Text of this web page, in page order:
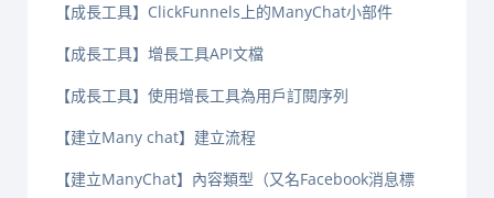
【成長工具】ClickFunnels上的ManyChat小部件
【成長工具】增長工具API文檔
【成長工具】使用增長工具為用戶訂閱序列
【建立Many chat】建立流程
【建立ManyChat】內容類型（又名Facebook消息標